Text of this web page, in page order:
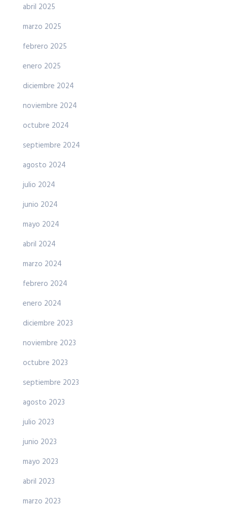
abril 2025
marzo 2025
febrero 2025
enero 2025
diciembre 2024
noviembre 2024
octubre 2024
septiembre 2024
agosto 2024
julio 2024
junio 2024
mayo 2024
abril 2024
marzo 2024
febrero 2024
enero 2024
diciembre 2023
noviembre 2023
octubre 2023
septiembre 2023
agosto 2023
julio 2023
junio 2023
mayo 2023
abril 2023
marzo 2023